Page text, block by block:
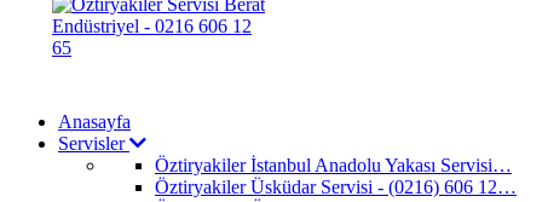
Anasayfa
Servisler
Öztiryakiler İstanbul Anadolu Yakası Servisi…
Öztiryakiler Üsküdar Servisi - (0216) 606 12…